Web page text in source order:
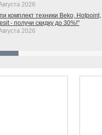
2026
комплект техники Beko, Hotpoint,
- получи скидку до 30%!"
2026